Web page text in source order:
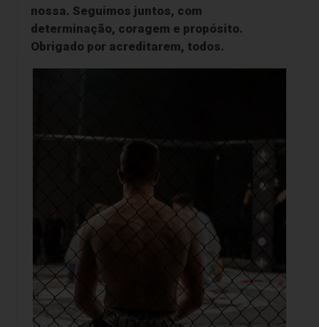
nossa. Seguimos juntos, com
determinação, coragem e propósito.
Obrigado por acreditarem, todos.